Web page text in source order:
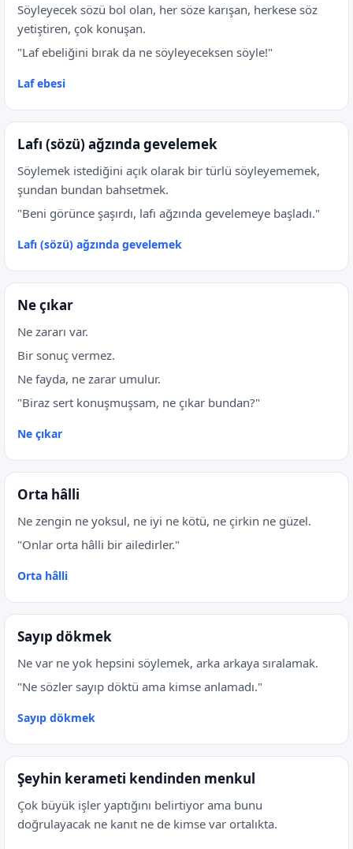
Söyleyecek sözü bol olan, her söze karışan, herkese söz
yetiştiren, çok konuşan.
"Laf ebeliğini bırak da ne söyleyeceksen söyle!"
Laf ebesi
Lafı (sözü) ağzında gevelemek
Söylemek istediğini açık olarak bir türlü söyleyememek,
şundan bundan bahsetmek.
"Beni görünce şaşırdı, lafı ağzında gevelemeye başladı."
Lafı (sözü) ağzında gevelemek
Ne çıkar
Ne zararı var.
Bir sonuç vermez.
Ne fayda, ne zarar umulur.
"Biraz sert konuşmuşsam, ne çıkar bundan?"
Ne çıkar
Orta hâlli
Ne zengin ne yoksul, ne iyi ne kötü, ne çirkin ne güzel.
"Onlar orta hâlli bir ailedirler."
Orta hâlli
Sayıp dökmek
Ne var ne yok hepsini söylemek, arka arkaya sıralamak.
"Ne sözler sayıp döktü ama kimse anlamadı."
Sayıp dökmek
Şeyhin kerameti kendinden menkul
Çok büyük işler yaptığını belirtiyor ama bunu
doğrulayacak ne kanıt ne de kimse var ortalıkta.